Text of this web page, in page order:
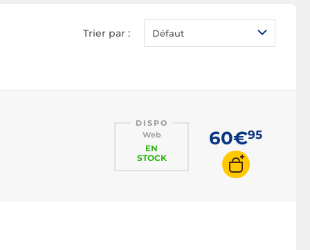
Toner jaune
Trier par : Défaut
DISPO
Web
EN
STOCK
60€95